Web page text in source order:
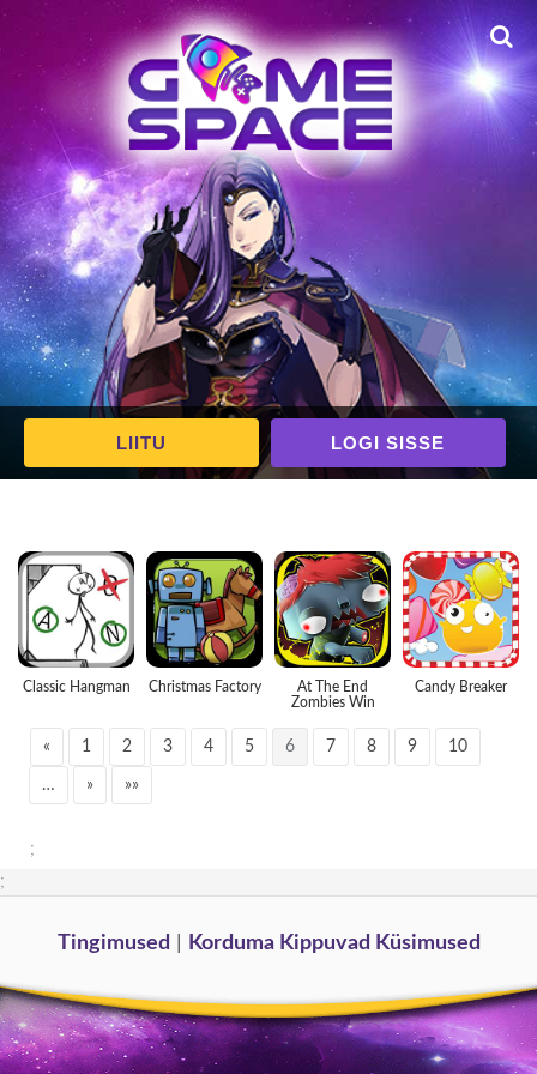
LIITU LOGI SISSE
Classic Hangman Christmas Factory
At The End
Zombies Win
Candy Breaker
« 1 2 3 4 5 6 7 8 9 10
… » »»
;
;
Tingimused Korduma Kippuvad Küsimused